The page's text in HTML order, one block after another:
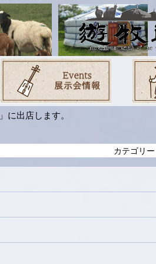
に出店します。
カテゴリー